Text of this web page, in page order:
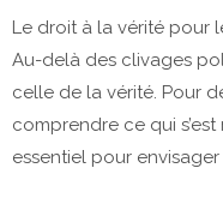
Le droit à la vérité pour
Au-delà des clivages
celle de la vérité. Pour
comprendre ce qui
essentiel pour envisager